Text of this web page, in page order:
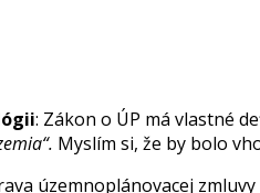
: Zákon o ÚP má vlastné
Myslím si, že by bolo
územnoplánovacej